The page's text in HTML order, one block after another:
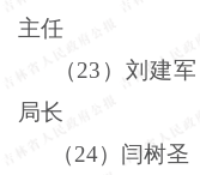
主任
（23 ）刘建军
局长
（24）闫树圣